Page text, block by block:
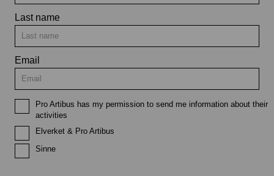
Last name
Email
Pro Artibus has my permission to send me information about their
activities
Elverket & Pro Artibus
Sinne